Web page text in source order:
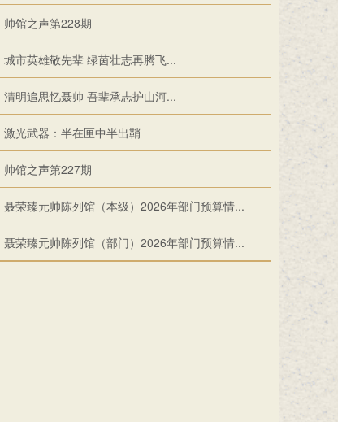
帅馆之声第228期
城市英雄敬先辈 绿茵壮志再腾飞...
清明追思忆聂帅 吾辈承志护山河...
激光武器：半在匣中半出鞘
帅馆之声第227期
聂荣臻元帅陈列馆（本级）2026年部门预算情...
聂荣臻元帅陈列馆（部门）2026年部门预算情...